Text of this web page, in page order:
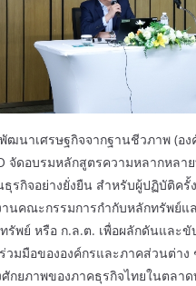
ฒนาเศรษฐกิจจากฐานชีวภาพ (อ
จัดอบรมหลักสูตรความหลากหลา
ธุรกิจอย่างยั่งยืน สำหรับผู้ปฏิบัติครั้
นคณะกรรมการกำกับหลักทรัพย์แ
รัพย์ หรือ ก.ล.ต. เพื่อผลักดันและขั
วมมือขององค์กรและภาคส่วนต่าง
ศักยภาพของภาคธุรกิจไทยในตลาด